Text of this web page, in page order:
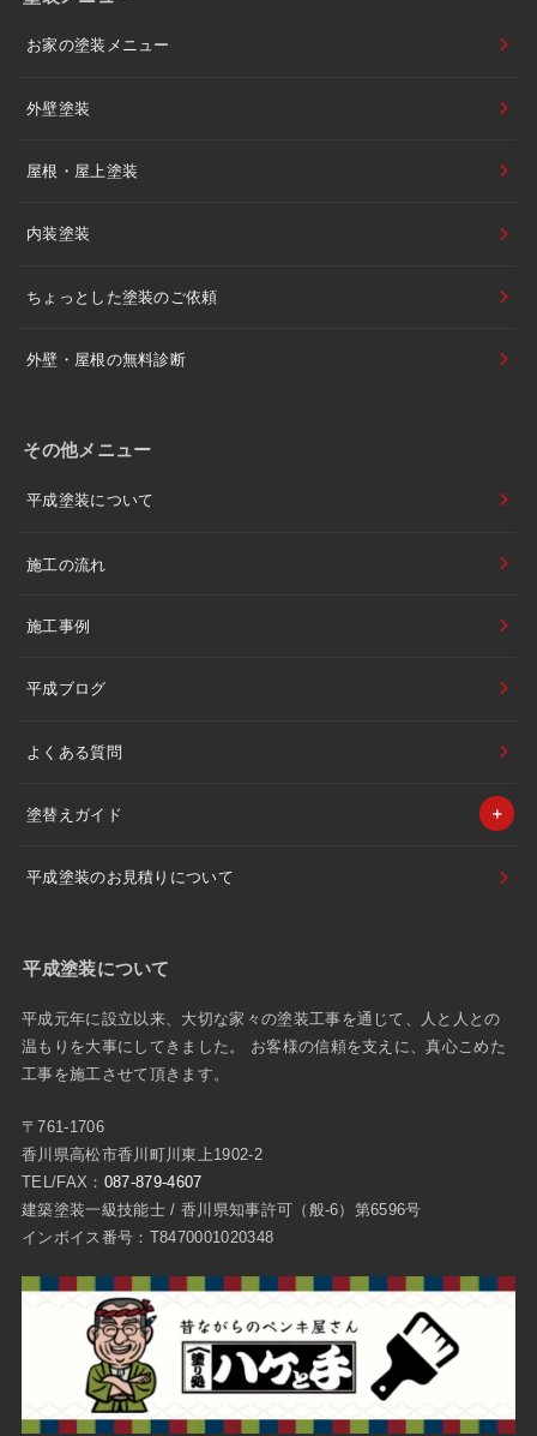
お家の塗装メニュー
外壁塗装
屋根・屋上塗装
内装塗装
ちょっとした塗装のご依頼
外壁・屋根の無料診断
その他メニュー
平成塗装について
施工の流れ
施工事例
平成ブログ
よくある質問
塗替えガイド
平成塗装のお見積りについて
平成塗装について
平成元年に設立以来、大切な家々の塗装工事を通じて、人と人との
温もりを大事にしてきました。 お客様の信頼を支えに、真心こめた
工事を施工させて頂きます。
〒761-1706
香川県高松市香川町川東上1902-2
TEL/FAX： 087-879-4607
建築塗装一級技能士 / 香川県知事許可（般-6）第6596号
インボイス番号：T8470001020348